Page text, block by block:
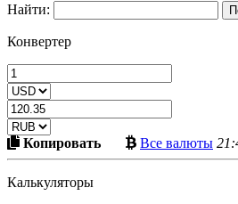
Найти:
Конвертер
КопироватьСкопировать
в
Все валюты
Калькуляторы